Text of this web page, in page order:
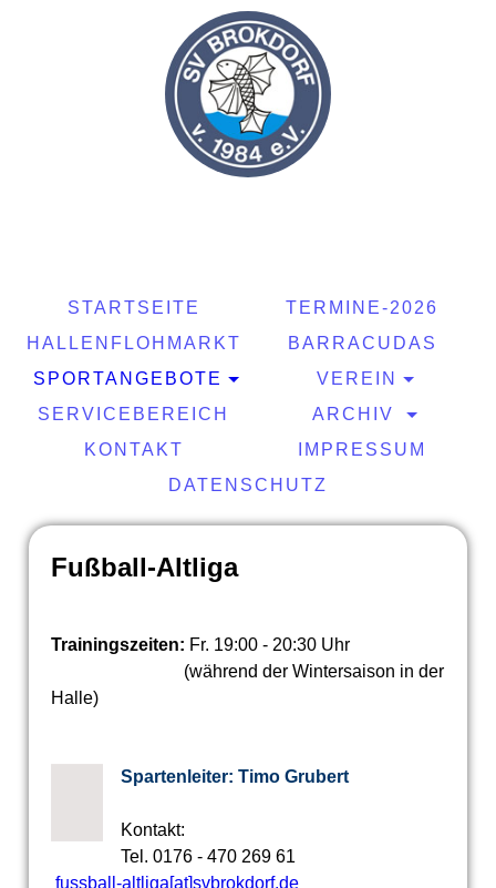
STARTSEITE
TERMINE-2026
HALLENFLOHMARKT
BARRACUDAS
SPORTANGEBOTE
VEREIN
SERVICEBEREICH
ARCHIV
KONTAKT
IMPRESSUM
DATENSCHUTZ
Fußball-Altliga
Trainingszeiten: Fr. 19:00 - 20:30 Uhr
(während der Wintersaison in der
Halle)
Spartenleiter: Timo Grubert
Kontakt:
Tel. 0176 - 470 269 61
fussball-altliga[at]svbrokdorf.de